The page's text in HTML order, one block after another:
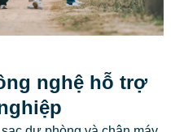
nghệ hỗ trợ